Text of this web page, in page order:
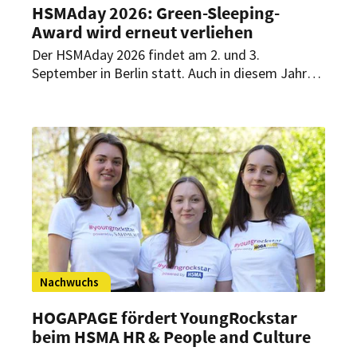
HSMAday 2026: Green-Sleeping-
Award wird erneut verliehen
Der HSMAday 2026 findet am 2. und 3.
September in Berlin statt. Auch in diesem Jahr
Nachwuchs
HOGAPAGE fördert YoungRockstar
beim HSMA HR & People and Culture